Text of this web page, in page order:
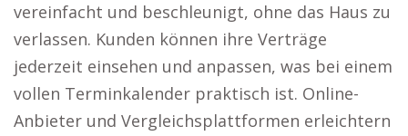
vereinfacht und beschleunigt, ohne das Haus zu
verlassen. Kunden können ihre Verträge
jederzeit einsehen und anpassen, was bei einem
vollen Terminkalender praktisch ist. Online-
Anbieter und Vergleichsplattformen erleichtern